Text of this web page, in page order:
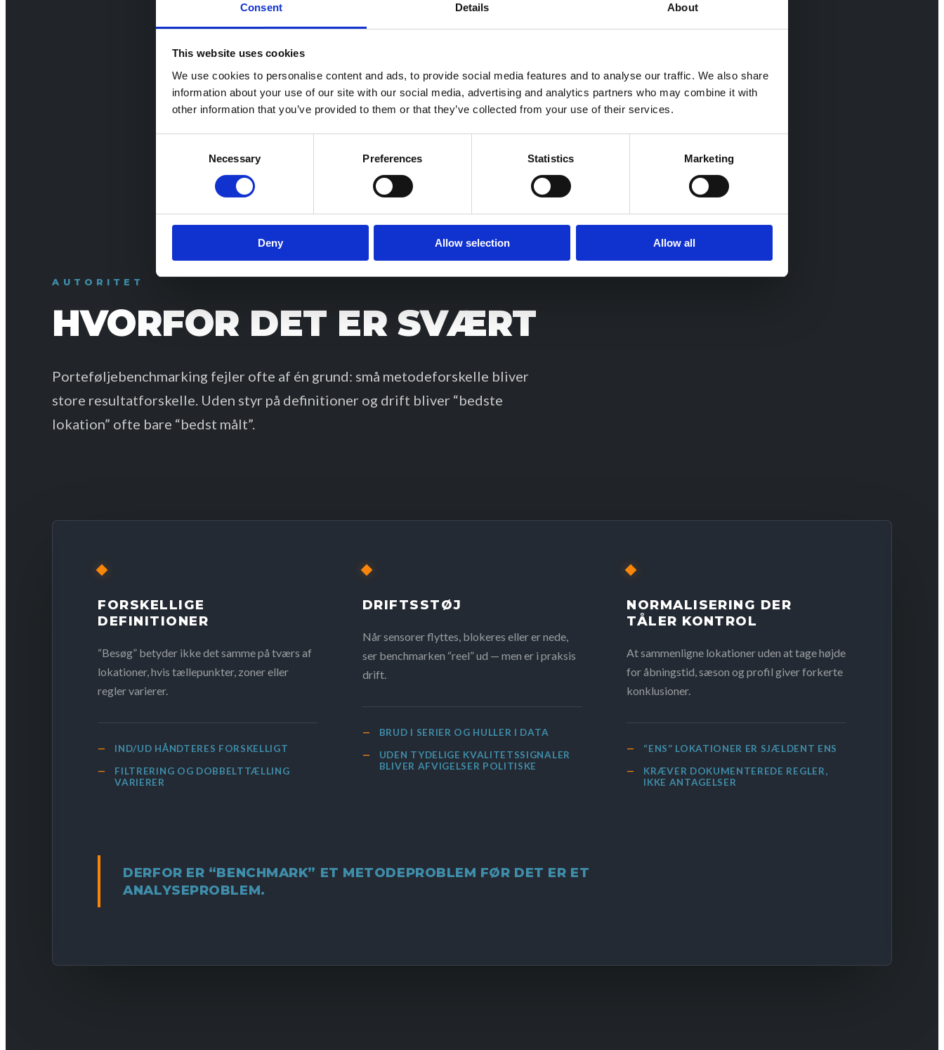
Consent Details About
This website uses cookies
We use cookies to personalise content and ads, to provide social media features and to analyse our traffic. We also share
information about your use of our site with our social media, advertising and analytics partners who may combine it with
other information that you’ve provided to them or that they’ve collected from your use of their services.
Necessary Preferences Statistics Marketing
Deny Allow selection Allow all
AUTORITET
HVORFOR DET ER SVÆRT
Porteføljebenchmarking fejler ofte af én grund: små metodeforskelle bliver
store resultatforskelle. Uden styr på definitioner og drift bliver “bedste
lokation” ofte bare “bedst målt”.
FORSKELLIGE
DEFINITIONER
“Besøg” betyder ikke det samme på tværs af
lokationer, hvis tællepunkter, zoner eller
regler varierer.
IND/UD HÅNDTERES FORSKELLIGT
FILTRERING OG DOBBELTTÆLLING
VARIERER
DRIFTSSTØJ
Når sensorer flyttes, blokeres eller er nede,
ser benchmarken “reel” ud — men er i praksis
drift.
BRUD I SERIER OG HULLER I DATA
UDEN TYDELIGE KVALITETSSIGNALER
BLIVER AFVIGELSER POLITISKE
NORMALISERING DER
TÅLER KONTROL
At sammenligne lokationer uden at tage højde
for åbningstid, sæson og profil giver forkerte
konklusioner.
“ENS” LOKATIONER ER SJÆLDENT ENS
KRÆVER DOKUMENTEREDE REGLER,
IKKE ANTAGELSER
DERFOR ER “BENCHMARK” ET METODEPROBLEM FØR DET ER ET
ANALYSEPROBLEM.